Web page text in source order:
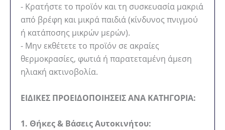
- Κρατήστε το προϊόν και τη συσκευασία μακριά
από βρέφη και μικρά παιδιά (κίνδυνος πνιγμού
ή κατάποσης μικρών μερών).
- Μην εκθέτετε το προϊόν σε ακραίες
θερμοκρασίες, φωτιά ή παρατεταμένη άμεση
ηλιακή ακτινοβολία.
ΕΙΔΙΚΕΣ ΠΡΟΕΙΔΟΠΟΙΗΣΕΙΣ ΑΝΑ ΚΑΤΗΓΟΡΙΑ:
1. Θήκες & Βάσεις Αυτοκινήτου: